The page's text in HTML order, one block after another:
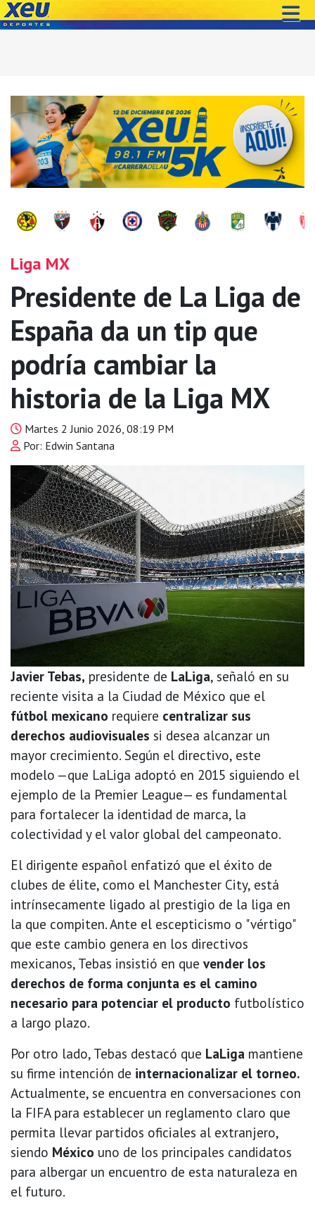
Liga MX
Presidente de La Liga de
España da un tip que
podría cambiar la
historia de la Liga MX
Martes 2 Junio 2026, 08:19 PM
Por: Edwin Santana
Javier Tebas, presidente de LaLiga, señaló en su
reciente visita a la Ciudad de México que el
fútbol mexicano requiere centralizar sus
derechos audiovisuales si desea alcanzar un
mayor crecimiento. Según el directivo, este
modelo —que LaLiga adoptó en 2015 siguiendo el
ejemplo de la Premier League— es fundamental
para fortalecer la identidad de marca, la
colectividad y el valor global del campeonato.
El dirigente español enfatizó que el éxito de
clubes de élite, como el Manchester City, está
intrínsecamente ligado al prestigio de la liga en
la que compiten. Ante el escepticismo o "vértigo"
que este cambio genera en los directivos
mexicanos, Tebas insistió en que vender los
derechos de forma conjunta es el camino
necesario para potenciar el producto futbolístico
a largo plazo.
Por otro lado, Tebas destacó que LaLiga mantiene
su firme intención de internacionalizar el torneo.
Actualmente, se encuentra en conversaciones con
la FIFA para establecer un reglamento claro que
permita llevar partidos oficiales al extranjero,
siendo México uno de los principales candidatos
para albergar un encuentro de esta naturaleza en
el futuro.